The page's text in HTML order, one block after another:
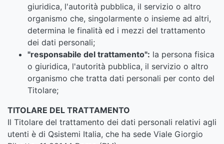
giuridica, l'autorità pubblica, il servizio o altro
organismo che, singolarmente o insieme ad altri,
determina le finalità ed i mezzi del trattamento
dei dati personali;
"responsabile del trattamento": la persona fisica
o giuridica, l'autorità pubblica, il servizio o altro
organismo che tratta dati personali per conto del
Titolare;
TITOLARE DEL TRATTAMENTO
Il Titolare del trattamento dei dati personali relativi agli
utenti è di Qsistemi Italia, che ha sede Viale Giorgio